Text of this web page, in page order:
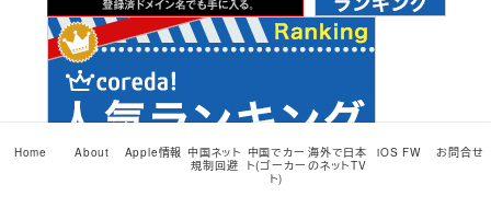
Home About Apple情報 中国ネット
規制回避
中国でカー
ト(ゴーカー
ト)
海外で日本
のネットTV
iOS FW お問合せ